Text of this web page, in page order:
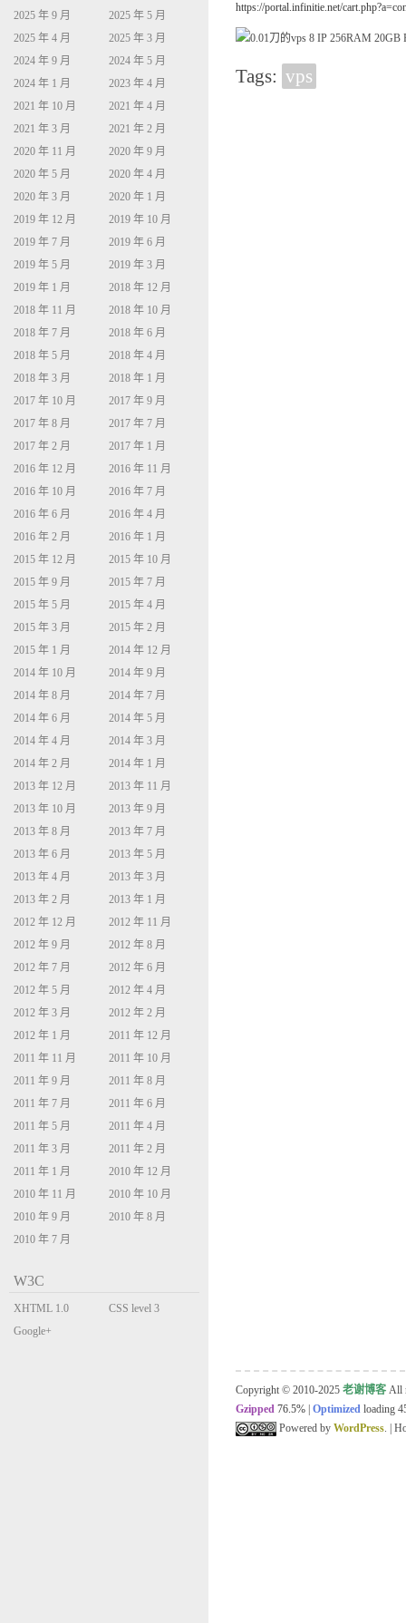
https://portal.infinitie.net/
Tags: vps
2025 年 9 月
2025 年 5 月
2025 年 4 月
2025 年 3 月
2024 年 9 月
2024 年 5 月
2024 年 1 月
2023 年 4 月
2021 年 10 月
2021 年 4 月
2021 年 3 月
2021 年 2 月
2020 年 11 月
2020 年 9 月
2020 年 5 月
2020 年 4 月
2020 年 3 月
2020 年 1 月
2019 年 12 月
2019 年 10 月
2019 年 7 月
2019 年 6 月
2019 年 5 月
2019 年 3 月
2019 年 1 月
2018 年 12 月
2018 年 11 月
2018 年 10 月
2018 年 7 月
2018 年 6 月
2018 年 5 月
2018 年 4 月
2018 年 3 月
2018 年 1 月
2017 年 10 月
2017 年 9 月
2017 年 8 月
2017 年 7 月
2017 年 2 月
2017 年 1 月
2016 年 12 月
2016 年 11 月
2016 年 10 月
2016 年 7 月
2016 年 6 月
2016 年 4 月
2016 年 2 月
2016 年 1 月
2015 年 12 月
2015 年 10 月
2015 年 9 月
2015 年 7 月
2015 年 5 月
2015 年 4 月
2015 年 3 月
2015 年 2 月
2015 年 1 月
2014 年 12 月
2014 年 10 月
2014 年 9 月
2014 年 8 月
2014 年 7 月
2014 年 6 月
2014 年 5 月
2014 年 4 月
2014 年 3 月
2014 年 2 月
2014 年 1 月
2013 年 12 月
2013 年 11 月
2013 年 10 月
2013 年 9 月
2013 年 8 月
2013 年 7 月
2013 年 6 月
2013 年 5 月
2013 年 4 月
2013 年 3 月
2013 年 2 月
2013 年 1 月
2012 年 12 月
2012 年 11 月
2012 年 9 月
2012 年 8 月
2012 年 7 月
2012 年 6 月
2012 年 5 月
2012 年 4 月
2012 年 3 月
2012 年 2 月
2012 年 1 月
2011 年 12 月
2011 年 11 月
2011 年 10 月
2011 年 9 月
2011 年 8 月
2011 年 7 月
2011 年 6 月
2011 年 5 月
2011 年 4 月
2011 年 3 月
2011 年 2 月
2011 年 1 月
2010 年 12 月
2010 年 11 月
2010 年 10 月
2010 年 9 月
2010 年 8 月
2010 年 7 月
W3C
XHTML 1.0
Transitional
CSS level 3
Google+
Copyright © 2010-2025 老谢博客 All
Gzipped 76.5% Optimized loading
Powered by WordPress. |